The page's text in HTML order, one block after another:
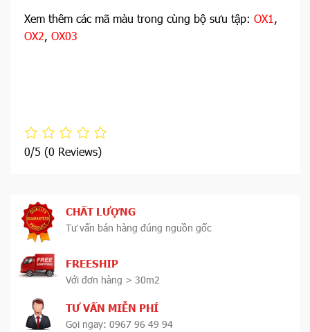
Xem thêm các mã màu trong cùng bộ sưu tập: OX1,
OX2, OX03
0/5 (0 Reviews)
CHẤT LƯỢNG
Tư vấn bán hàng đúng nguồn gốc
FREESHIP
Với đơn hàng > 30m2
TƯ VẤN MIỄN PHÍ
Gọi ngay: 0967 96 49 94